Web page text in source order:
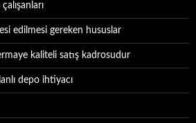
edilmesi gereken hususlar
kaliteli satış kadrosudur
depo ihtiyacı